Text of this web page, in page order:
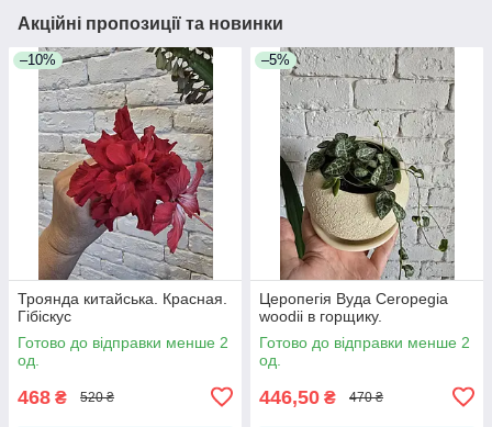
Акційні пропозиції та новинки
–10%
Троянда китайська. Красная.
Гібіскус
Готово до відправки менше 2
од.
468 ₴ 520 ₴
–5%
Церопегія Вуда Ceropegia
woodii в горщику.
Готово до відправки менше 2
од.
446,50 ₴ 470 ₴